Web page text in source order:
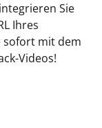
Sie
Ihres
sofort mit dem
Videos!